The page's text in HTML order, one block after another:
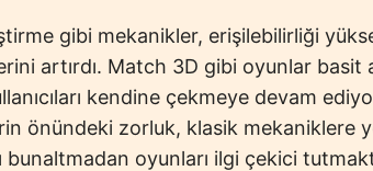
gibi mekanikler, erişilebilirliği
artırdı. Match 3D gibi oyunlar basit
kendine çekmeye devam
önündeki zorluk, klasik mekaniklere
bunaltmadan oyunları ilgi çekici